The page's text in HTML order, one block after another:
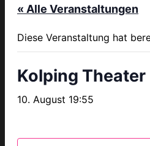
« Alle Veranstaltungen
Diese Veranstaltung hat
Kolping
10. August 19:55